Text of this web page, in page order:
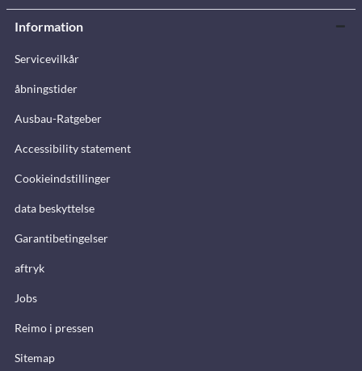
Information
Servicevilkår
åbningstider
Ausbau-Ratgeber
Accessibility statement
Cookieindstillinger
data beskyttelse
Garantibetingelser
aftryk
Jobs
Reimo i pressen
Sitemap